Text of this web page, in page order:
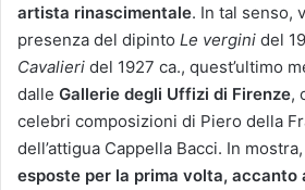
artista rinascimentale. In tal senso,
presenza del dipinto Le vergini del
Cavalieri del 1927 ca., quest’ultimo
dalle Gallerie degli Uffizi di Firenze,
celebri composizioni di Piero della
dell’attigua Cappella Bacci. In
esposte per la prima volta, accanto